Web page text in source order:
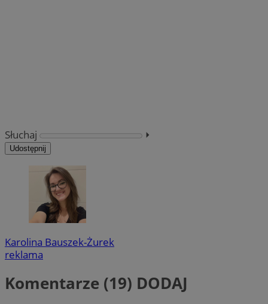
Słuchaj ⏵︎
Udostępnij
Karolina Bauszek-Żurek
reklama
Komentarze (19) DODAJ